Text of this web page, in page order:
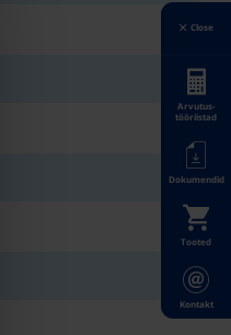
Close
Arvutus-
tööriistad
Dokumendid
Tooted
Kontakt